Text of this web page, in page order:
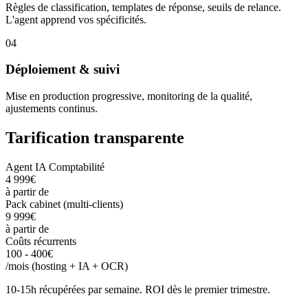
Règles de classification, templates de réponse, seuils de relance.
L'agent apprend vos spécificités.
04
Déploiement & suivi
Mise en production progressive, monitoring de la qualité,
ajustements continus.
Tarification transparente
Agent IA Comptabilité
4 999€
à partir de
Pack cabinet (multi-clients)
9 999€
à partir de
Coûts récurrents
100 - 400€
/mois (hosting + IA + OCR)
10-15h récupérées par semaine. ROI dès le premier trimestre.